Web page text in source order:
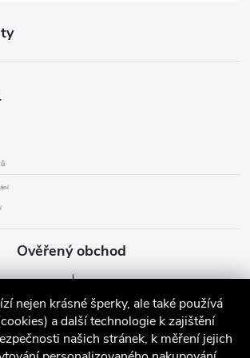
nejen krásné šperky, ale také používá
a další technologie k zajištění
našich stránek, k měření jejich
Ověřený obchod